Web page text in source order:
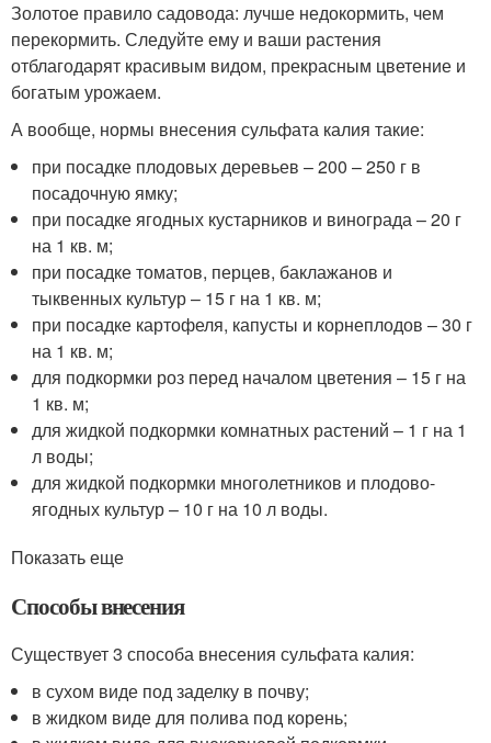
Золотое правило садовода: лучше недокормить, чем
перекормить. Следуйте ему и ваши растения
отблагодарят красивым видом, прекрасным цветение и
богатым урожаем.
А вообще, нормы внесения сульфата калия такие:
при посадке плодовых деревьев – 200 – 250 г в
посадочную ямку;
при посадке ягодных кустарников и винограда – 20 г
на 1 кв. м;
при посадке томатов, перцев, баклажанов и
тыквенных культур – 15 г на 1 кв. м;
при посадке картофеля, капусты и корнеплодов – 30 г
на 1 кв. м;
для подкормки роз перед началом цветения – 15 г на
1 кв. м;
для жидкой подкормки комнатных растений – 1 г на 1
л воды;
для жидкой подкормки многолетников и плодово-
ягодных культур – 10 г на 10 л воды.
Показать еще
Способы внесения
Существует 3 способа внесения сульфата калия:
в сухом виде под заделку в почву;
в жидком виде для полива под корень;